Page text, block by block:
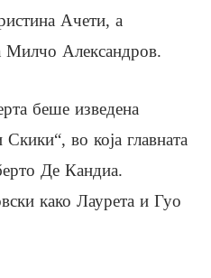
Ачети, а
Милчо Александров.
беше изведена
во која главната
Де Кандиа.
како Лаурета и Гуо